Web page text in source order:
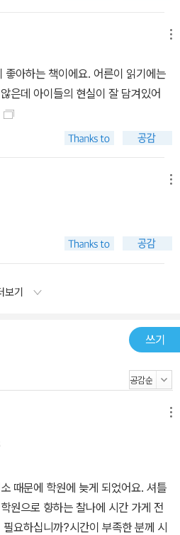
존재로 존중하는 데에서 출발한다. 어
, 현실의 삶이 빠진 채 환상계의 묘사
의 재미를 담보하지 못한 절름발이
이들을 둘러싼 현실을 예리하게 직
의 마음을 그들의 입장에서 섬세하
려 한 작가의 진정성이, 이 작품이 ‘문
다가서도록 돕는 가장 큰 원동력이
아하는 책이에요. 어른이 읽기에는
은데 아이들의 현실이 잘 담겨있어
보기
쓰기
때문에 학원에 늦게 되었어요. 셔틀
원으로 향하는 찰나에 시간 가게 전
요하십니까?시간이 부족한 분께 시